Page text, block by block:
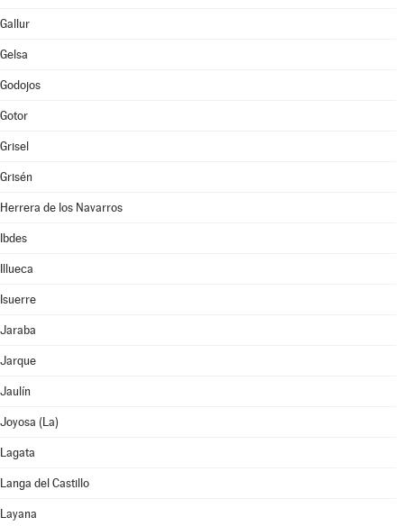
Gallur
Gelsa
Godojos
Gotor
Grisel
Grisén
Herrera de los Navarros
Ibdes
Illueca
Isuerre
Jaraba
Jarque
Jaulín
Joyosa (La)
Lagata
Langa del Castillo
Layana